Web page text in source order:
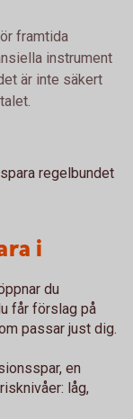
framtida
instrument
är inte säkert
regelbundet
i
du
får förslag på
passar just dig.
en
låg,